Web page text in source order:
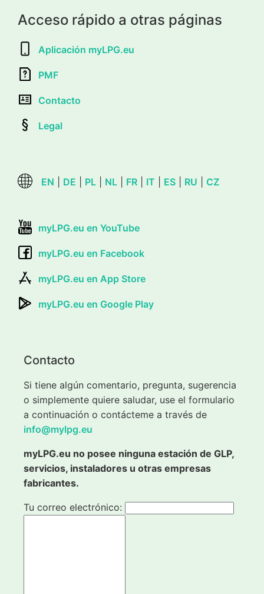
Acceso rápido a otras páginas
Aplicación myLPG.eu
PMF
Contacto
Legal
EN DE PL NL FR IT ES RU CZ
myLPG.eu en YouTube
myLPG.eu en Facebook
myLPG.eu en App Store
myLPG.eu en Google Play
Contacto
Si tiene algún comentario, pregunta, sugerencia
o simplemente quiere saludar, use el formulario
a continuación o contácteme a través de
info@mylpg.eu
myLPG.eu no posee ninguna estación de GLP,
servicios, instaladores u otras empresas
fabricantes.
Tu correo electrónico: